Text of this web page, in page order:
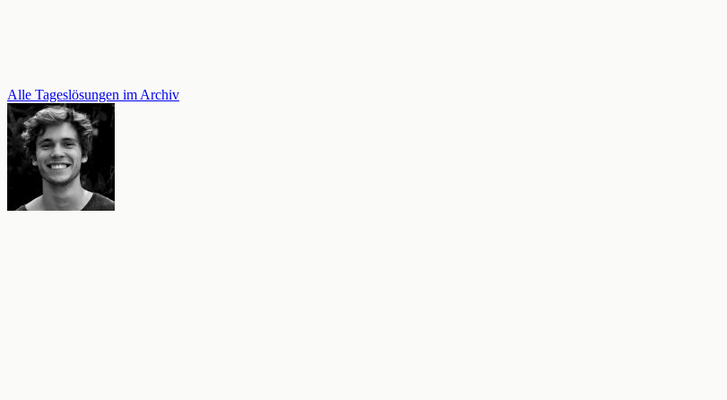
Alle Tageslösungen im Archiv